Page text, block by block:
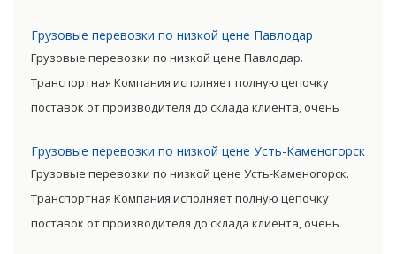
уменьшить транспортные затраты, существенно снизив
уровень итоговой цены товара.
Грузовые перевозки по низкой цене Павлодар
Грузовые перевозки по низкой цене Павлодар.
Транспортная Компания исполняет полную цепочку
поставок от производителя до склада клиента, очень
позволяют уменьшить транспортные затраты,
существенно снизив уровень итоговой цены товара.
Грузовые перевозки по низкой цене Усть-Каменогорск
Грузовые перевозки по низкой цене Усть-Каменогорск.
Транспортная Компания исполняет полную цепочку
поставок от производителя до склада клиента, очень